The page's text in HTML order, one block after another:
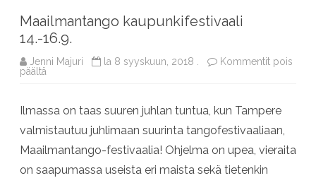
Maailmantango kaupunkifestivaali
14.-16.9.
Jenni Majuri la 8 syyskuun, 2018 .
Kommentit pois
päältä artikkelissa
Ilmassa on taas suuren juhlan tuntua, kun Tampere
valmistautuu juhlimaan suurinta tangofestivaaliaan,
Maailmantango-festivaalia! Ohjelma on upea, vieraita
on saapumassa useista eri maista sekä tietenkin